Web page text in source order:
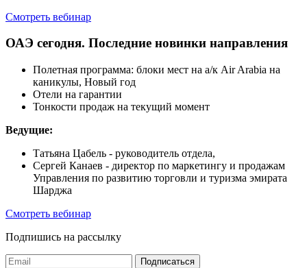
Смотреть вебинар
ОАЭ сегодня. Последние новинки направления
Полетная программа: блоки мест на а/к Air Arabia на
каникулы, Новый год
Отели на гарантии
Тонкости продаж на текущий момент
Ведущие:
Татьяна Цабель - руководитель отдела,
Сергей Канаев - директор по маркетингу и продажам
Управления по развитию торговли и туризма эмирата
Шарджа
Смотреть вебинар
Подпишись на рассылку
Подписаться